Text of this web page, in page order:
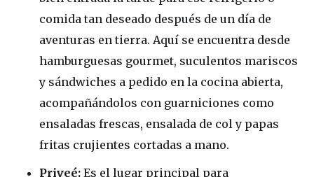
comida tan deseado después de un día de
aventuras en tierra. Aquí se encuentra desde
hamburguesas gourmet, suculentos mariscos
y sándwiches a pedido en la cocina abierta,
acompañándolos con guarniciones como
ensaladas frescas, ensalada de col y papas
fritas crujientes cortadas a mano.
Priveé: Es el lugar principal para